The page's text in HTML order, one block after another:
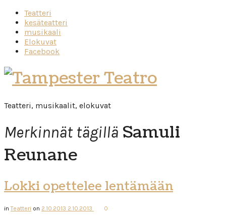
Teatteri
kesäteatteri
musikaali
Elokuvat
Facebook
Tampester
Teatro
Teatteri, musikaalit, elokuvat
Merkinnät tägillä Samuli
Reunane
Lokki opettelee lentämään
inTeatteri on 2.10.2013 2.10.2013 0